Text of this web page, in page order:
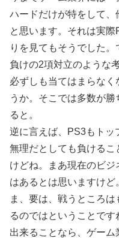
ハードだけが特をして、
と思います。それは実
りを見てもそうでした
負けの2項対立のような
必ずしも当てはまらなく
うか。そこでは多数が
ると。
逆に言えば、PS3もトッ
無理だとしても負ける
けどね。まあ現在のビ
はあるとは思いますけど
ま、要は、戦うところ
るのではということです
出来ることなら、ゲー